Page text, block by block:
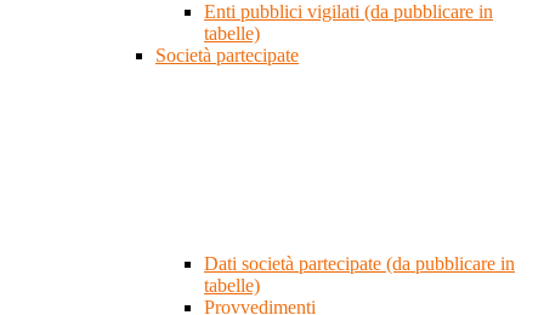
Enti pubblici vigilati (da pubblicare in
tabelle)
Società partecipate
Dati società partecipate (da pubblicare in
tabelle)
Provvedimenti